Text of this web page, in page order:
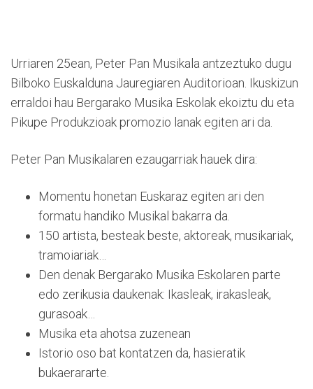
Urriaren 25ean, Peter Pan Musikala antzeztuko dugu
Bilboko Euskalduna Jauregiaren Auditorioan. Ikuskizun
erraldoi hau Bergarako Musika Eskolak ekoiztu du eta
Pikupe Produkzioak promozio lanak egiten ari da.
Peter Pan Musikalaren ezaugarriak hauek dira:
Momentu honetan Euskaraz egiten ari den
formatu handiko Musikal bakarra da.
150 artista, besteak beste, aktoreak, musikariak,
tramoiariak…
Den denak Bergarako Musika Eskolaren parte
edo zerikusia daukenak: Ikasleak, irakasleak,
gurasoak…
Musika eta ahotsa zuzenean
Istorio oso bat kontatzen da, hasieratik
bukaerararte.